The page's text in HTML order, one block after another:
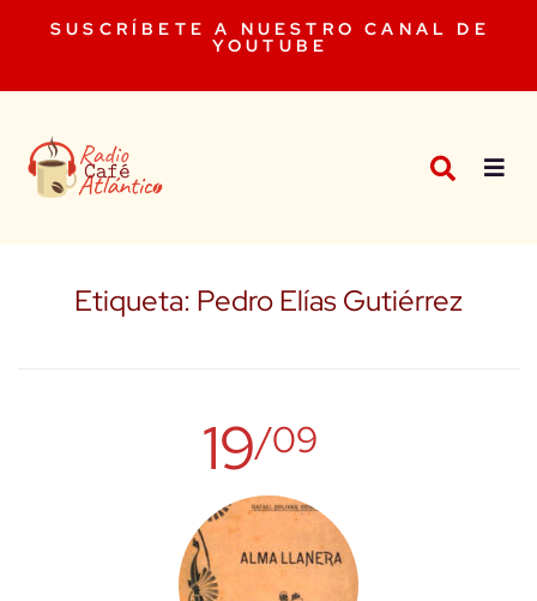
SUSCRÍBETE A NUESTRO CANAL DE
YOUTUBE
Etiqueta: Pedro Elías Gutiérrez
19/09